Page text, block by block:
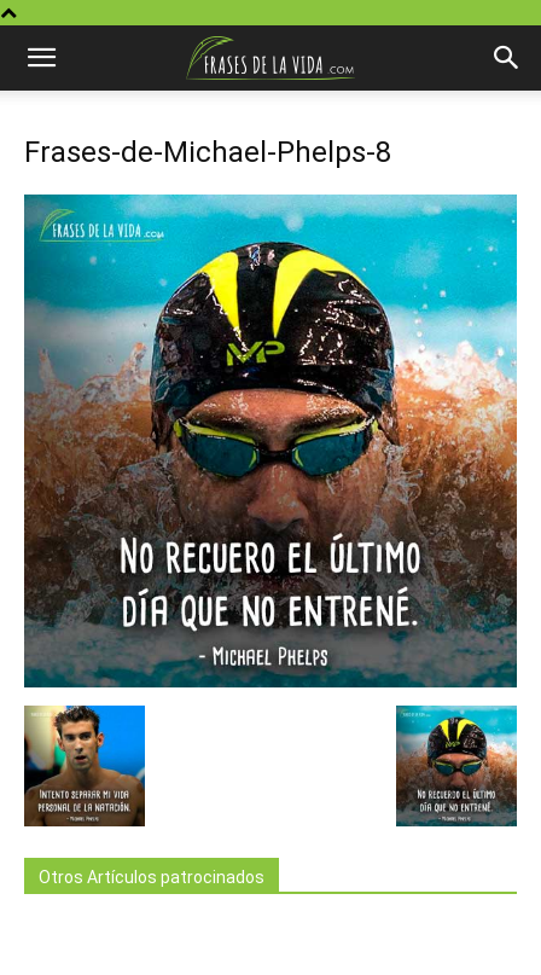
Frases-de-Michael-Phelps-8
Otros Artículos patrocinados